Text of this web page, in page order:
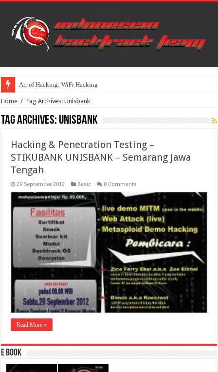
Art of Hacking: WiFi Hacking
Home / Tag Archives: Unisbank
Tag Archives: Unisbank
Hacking & Penetration Testing –
STIKUBANK UNISBANK – Semarang Jawa
Tengah
29 September 2012 Basic 0 Comments
Read More »
E Book